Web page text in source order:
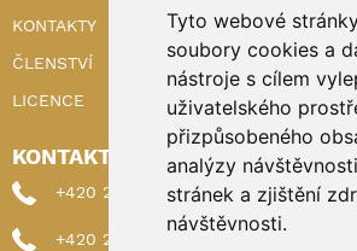
Tyto webové
soubory cookies a
nástroje s cílem
uživatelského
přizpůsobeného
analýzy
stránek a zjištění
návštěvnosti.
KONTAKTY
ČLENSTVÍ
LICENCE
KONTAKTY
+420 222 898 224 (sekretariat)
+420 222 898 221 (členství)